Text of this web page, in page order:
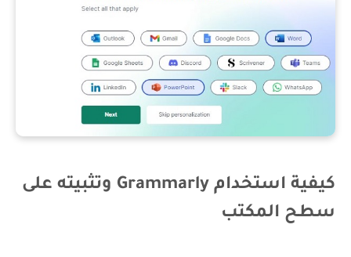
كيفية استخدام Grammarly وتثبيته على
سطح المكتب